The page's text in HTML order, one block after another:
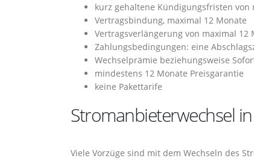
kurz gehaltene Kündigungsfristen von
Vertragsbindung, maximal 12 Monate
Vertragsverlängerung von maximal 12
Zahlungsbedingungen: eine
Wechselprämie beziehungsweise
mindestens 12 Monate Preisgarantie
keine Pakettarife
Stromanbieterwechsel
Viele Vorzüge sind mit dem Wechseln des